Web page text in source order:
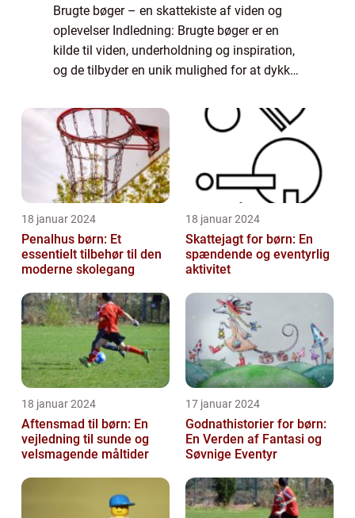
Brugte bøger – en skattekiste af viden og
oplevelser Indledning: Brugte bøger er en
kilde til viden, underholdning og inspiration,
og de tilbyder en unik mulighed for at dykke
historie. Uanset om man ...
18 januar 2024
Penalhus børn: Et
essentielt tilbehør til den
moderne skolegang
18 januar 2024
Skattejagt for børn: En
spændende og eventyrlig
aktivitet
18 januar 2024
Aftensmad til børn: En
vejledning til sunde og
velsmagende måltider
17 januar 2024
Godnathistorier for børn:
En Verden af Fantasi og
Søvnige Eventyr